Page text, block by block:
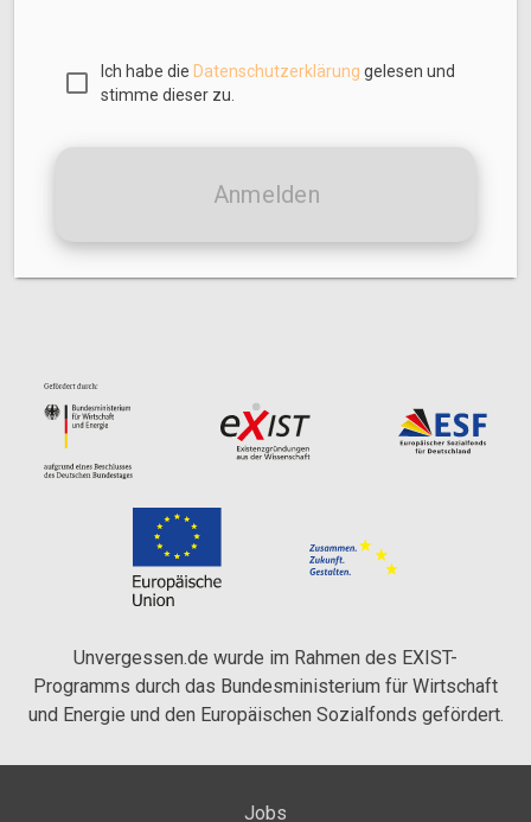
Ich habe die Datenschutzerklärung gelesen und
stimme dieser zu.
Anmelden
Unvergessen.de wurde im Rahmen des EXIST-
Programms durch das Bundesministerium für Wirtschaft
und Energie und den Europäischen Sozialfonds gefördert.
Jobs